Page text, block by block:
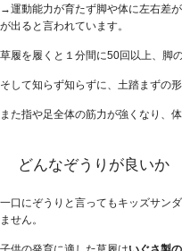
→運動能力が育たず脚や体に左右差
が出ると言われています。
草履を履くと１分間に50回以上、脚
そして知らず知らずに、土踏まずの
また指や足全体の筋力が強くなり、
どんなぞうりが良いか
一口にぞうりと言ってもキッズサン
ません。